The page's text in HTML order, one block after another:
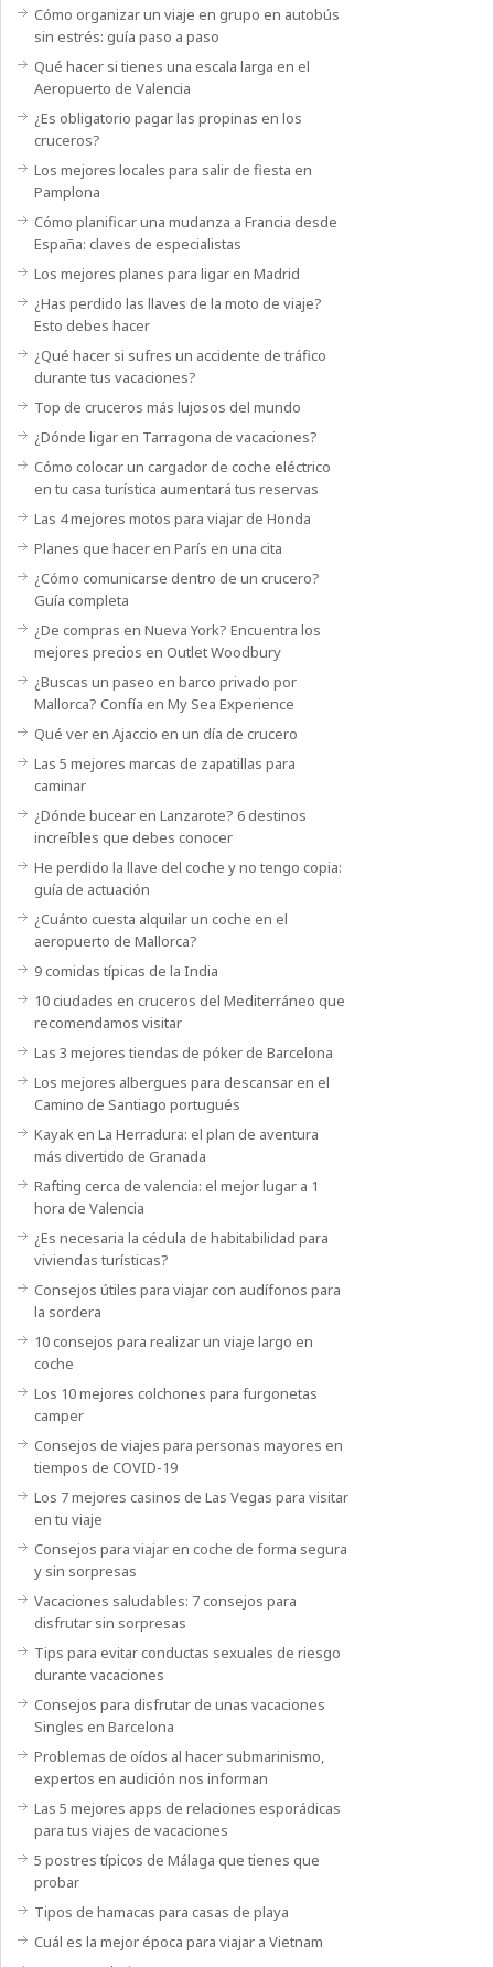
Cómo organizar un viaje en grupo en autobús
sin estrés: guía paso a paso
Qué hacer si tienes una escala larga en el
Aeropuerto de Valencia
¿Es obligatorio pagar las propinas en los
cruceros?
Los mejores locales para salir de fiesta en
Pamplona
Cómo planificar una mudanza a Francia desde
España: claves de especialistas
Los mejores planes para ligar en Madrid
¿Has perdido las llaves de la moto de viaje?
Esto debes hacer
¿Qué hacer si sufres un accidente de tráfico
durante tus vacaciones?
Top de cruceros más lujosos del mundo
¿Dónde ligar en Tarragona de vacaciones?
Cómo colocar un cargador de coche eléctrico
en tu casa turística aumentará tus reservas
Las 4 mejores motos para viajar de Honda
Planes que hacer en París en una cita
¿Cómo comunicarse dentro de un crucero?
Guía completa
¿De compras en Nueva York? Encuentra los
mejores precios en Outlet Woodbury
¿Buscas un paseo en barco privado por
Mallorca? Confía en My Sea Experience
Qué ver en Ajaccio en un día de crucero
Las 5 mejores marcas de zapatillas para
caminar
¿Dónde bucear en Lanzarote? 6 destinos
increíbles que debes conocer
He perdido la llave del coche y no tengo copia:
guía de actuación
¿Cuánto cuesta alquilar un coche en el
aeropuerto de Mallorca?
9 comidas típicas de la India
10 ciudades en cruceros del Mediterráneo que
recomendamos visitar
Las 3 mejores tiendas de póker de Barcelona
Los mejores albergues para descansar en el
Camino de Santiago portugués
Kayak en La Herradura: el plan de aventura
más divertido de Granada
Rafting cerca de valencia: el mejor lugar a 1
hora de Valencia
¿Es necesaria la cédula de habitabilidad para
viviendas turísticas?
Consejos útiles para viajar con audífonos para
la sordera
10 consejos para realizar un viaje largo en
coche
Los 10 mejores colchones para furgonetas
camper
Consejos de viajes para personas mayores en
tiempos de COVID-19
Los 7 mejores casinos de Las Vegas para visitar
en tu viaje
Consejos para viajar en coche de forma segura
y sin sorpresas
Vacaciones saludables: 7 consejos para
disfrutar sin sorpresas
Tips para evitar conductas sexuales de riesgo
durante vacaciones
Consejos para disfrutar de unas vacaciones
Singles en Barcelona
Problemas de oídos al hacer submarinismo,
expertos en audición nos informan
Las 5 mejores apps de relaciones esporádicas
para tus viajes de vacaciones
5 postres típicos de Málaga que tienes que
probar
Tipos de hamacas para casas de playa
Cuál es la mejor época para viajar a Vietnam